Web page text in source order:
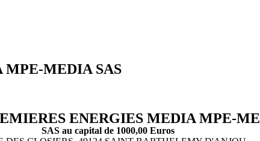
MPE-MEDIA SAS
ENERGIES MEDIA MPE-
SAS au capital de 1000,00 Euros